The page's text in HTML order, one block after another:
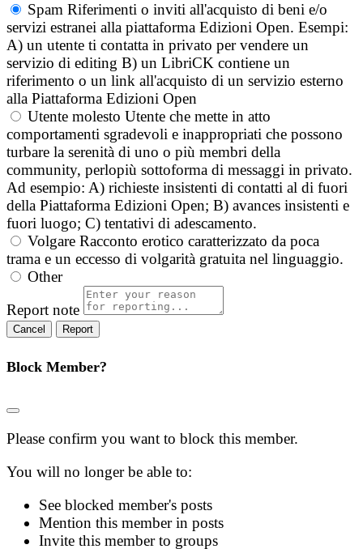
Spam Riferimenti o inviti all'acquisto di beni e/o
servizi estranei alla piattaforma Edizioni Open. Esempi:
A) un utente ti contatta in privato per vendere un
servizio di editing B) un LibriCK contiene un
riferimento o un link all'acquisto di un servizio esterno
alla Piattaforma Edizioni Open
Utente molesto Utente che mette in atto
comportamenti sgradevoli e inappropriati che possono
turbare la serenità di uno o più membri della
community, perlopiù sottoforma di messaggi in privato.
Ad esempio: A) richieste insistenti di contatti al di fuori
della Piattaforma Edizioni Open; B) avances insistenti e
fuori luogo; C) tentativi di adescamento.
Volgare Racconto erotico caratterizzato da poca
trama e un eccesso di volgarità gratuita nel linguaggio.
Other
Report note
Report
Block Member?
Please confirm you want to block this member.
You will no longer be able to:
See blocked member's posts
Mention this member in posts
Invite this member to groups